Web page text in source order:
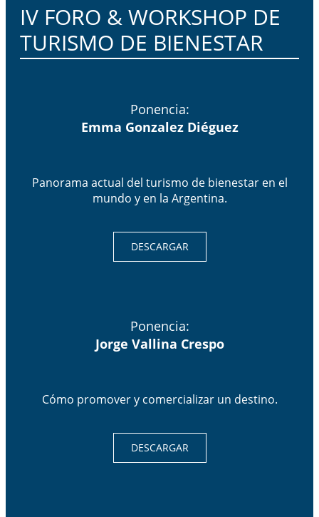
IV FORO & WORKSHOP DE
TURISMO DE BIENESTAR​
Ponencia:
Emma Gonzalez Diéguez
Panorama actual del turismo de bienestar en el
mundo y en la Argentina.
DESCARGAR
Ponencia:
Jorge Vallina Crespo
Cómo promover y comercializar un destino.
DESCARGAR